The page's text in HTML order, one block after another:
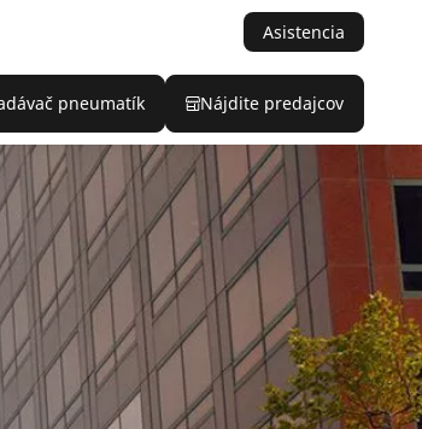
Asistencia
pneumatík Nájdite predajcov